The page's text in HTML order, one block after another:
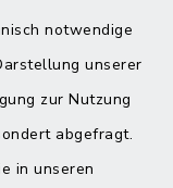
notwendige
unserer
zur Nutzung
abgefragt.
in unseren